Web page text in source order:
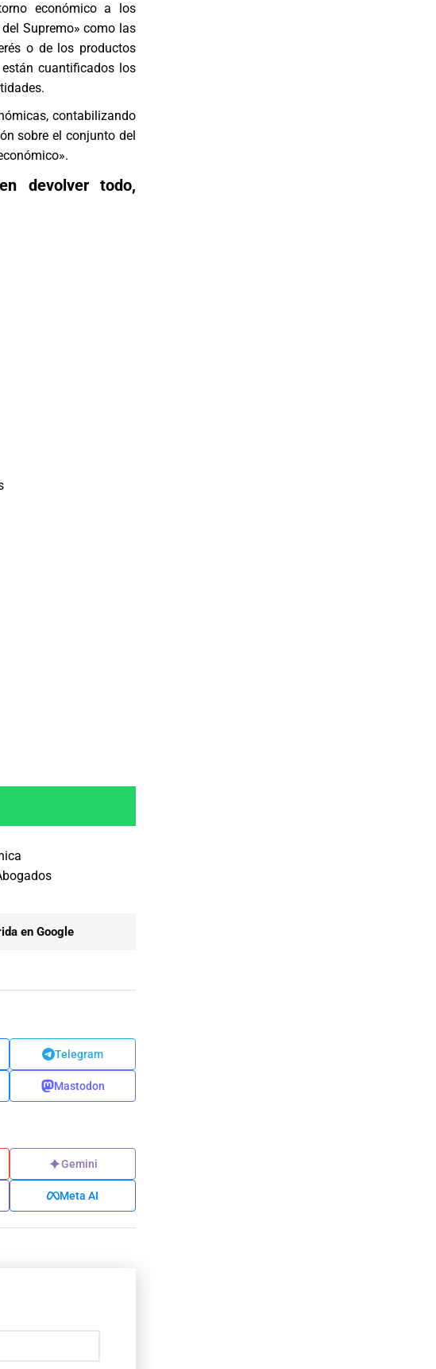
económico a los
Supremo» como las
o de los productos
cuantificados los
contabilizando
sobre el conjunto del
devolver todo,
en Google
Telegram
Mastodon
Gemini
Meta AI